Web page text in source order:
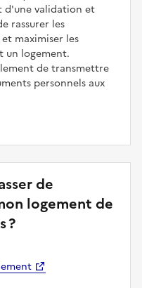
d'une validation et
rassurer les
maximiser les
un logement.
de transmettre
personnels aux
de
logement de
?